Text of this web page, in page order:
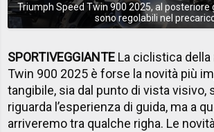
Triumph Speed Twin 900 2025, al
sono regolabili nel
SPORTIVEGGIANTE La ciclistica della
Twin 900 2025 è forse la novità più
tangibile, sia dal punto di vista visivo,
riguarda l’esperienza di guida, ma a
arriveremo tra qualche righa. Le